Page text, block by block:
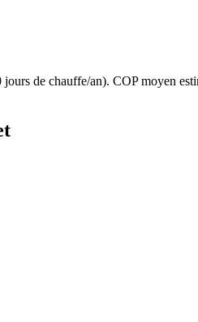
jours de chauffe/an). COP moyen